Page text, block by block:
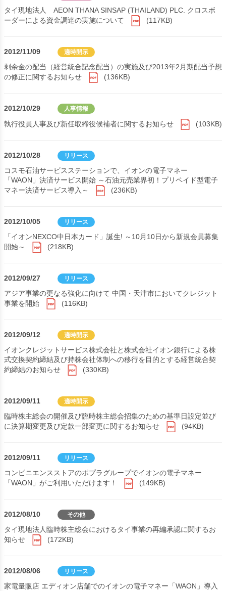
タイ現地法人 AEON THANA SINSAP (THAILAND) PLC. クロスボ
ーダーによる資金調達の実施について
(117KB)
2012/11/09 適時開示
剰余金の配当（経営統合記念配当）の実施及び2013年2月期配当予想
の修正に関するお知らせ
(136KB)
2012/10/29 人事情報
執行役員人事及び新任取締役候補者に関するお知らせ (103KB)
2012/10/28 リリース
コスモ石油サービスステーションで、イオンの電子マネー
「WAON」決済サービス開始 ～石油元売業界初！プリペイド型電子
マネー決済サービス導入～
(236KB)
2012/10/05 リリース
「イオンNEXCO中日本カード」誕生! ～10月10日から新規会員募集
開始～
(218KB)
2012/09/27 リリース
アジア事業の更なる強化に向けて 中国・天津市においてクレジット
事業を開始
(116KB)
2012/09/12 適時開示
イオンクレジットサービス株式会社と株式会社イオン銀行による株
式交換契約締結及び持株会社体制への移行を目的とする経営統合契
約締結のお知らせ
(330KB)
2012/09/11 適時開示
臨時株主総会の開催及び臨時株主総会招集のための基準日設定並び
に決算期変更及び定款一部変更に関するお知らせ
(94KB)
2012/09/11 リリース
コンビニエンスストアのポプラグループでイオンの電子マネー
「WAON」がご利用いただけます！
(149KB)
2012/08/10 その他
タイ現地法人臨時株主総会におけるタイ事業の再編承認に関するお
知らせ
(172KB)
2012/08/06 リリース
家電量販店 エディオン店舗でのイオンの電子マネー「WAON」導入